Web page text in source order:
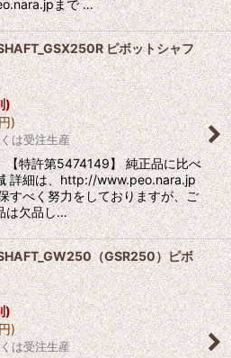
まで …
ピボットシャフ
)
)
は受注生産
【特許第5474149】 純正品に比べ
詳細は、http://www.peo.nara.jp
すべく努力をしておりますが、ご
は欠品し…
（GSR250）ピボ
)
)
は受注生産